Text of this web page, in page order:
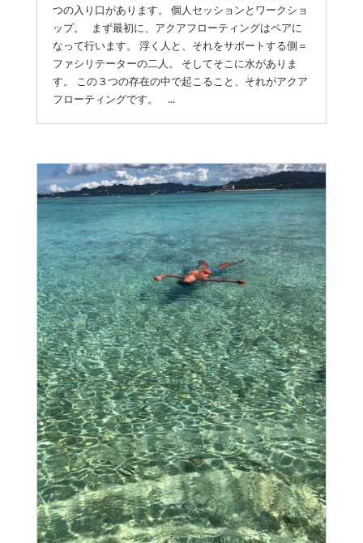
つの入り口があります。 個人セッションとワークショ
ップ。 まず最初に、アクアフローティングはペアに
なって行います。 浮く人と、それをサポートする側＝
ファシリテーターの二人。 そしてそこに水がありま
す。 この３つの存在の中で起こること、それがアクア
フローティングです。 ...